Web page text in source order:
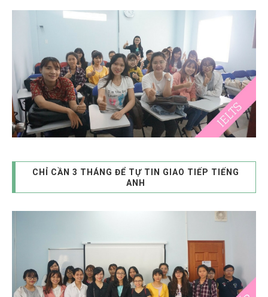
CHỈ CẦN 3 THÁNG ĐỂ TỰ TIN GIAO TIẾP TIẾNG
ANH